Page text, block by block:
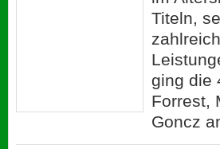
Titeln,
ging die
Forrest,
Goncz